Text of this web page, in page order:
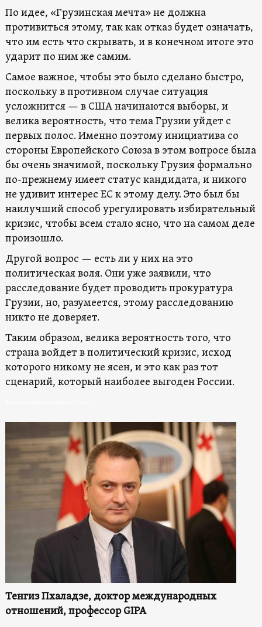
По идее, «Грузинская мечта» не должна
противиться этому, так как отказ будет означать,
что им есть что скрывать, и в конечном итоге это
ударит по ним же самим.
Самое важное, чтобы это было сделано быстро,
поскольку в противном случае ситуация
усложнится — в США начинаются выборы, и
велика вероятность, что тема Грузии уйдет с
первых полос. Именно поэтому инициатива со
стороны Европейского Союза в этом вопросе была
бы очень значимой, поскольку Грузия формально
по-прежнему имеет статус кандидата, и никого
не удивит интерес ЕС к этому делу. Это был бы
наилучший способ урегулировать избирательный
кризис, чтобы всем стало ясно, что на самом деле
произошло.
Другой вопрос — есть ли у них на это
политическая воля. Они уже заявили, что
расследование будет проводить прокуратура
Грузии, но, разумеется, этому расследованию
никто не доверяет.
Таким образом, велика вероятность того, что
страна войдет в политический кризис, исход
которого никому не ясен, и это как раз тот
сценарий, который наиболее выгоден России.
Тенгиз Пхаладзе, доктор международных
отношений, профессор GIPA